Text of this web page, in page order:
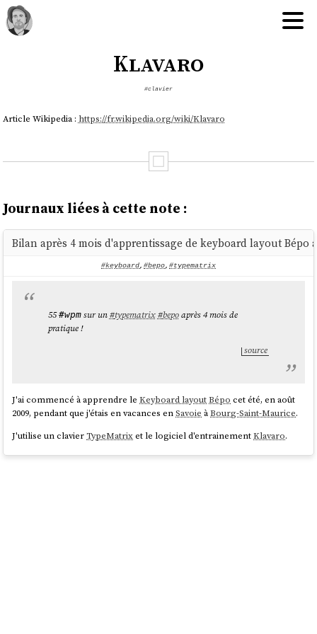
Klavaro
#clavier
Article Wikipedia : https://fr.wikipedia.org/wiki/Klavaro
Journaux liées à cette note :
Bilan après 4 mois d'apprentissage de keyboard layout Bépo
#keyboard, #bepo, #typematrix
55#wpmsur un#typematrix#bepoaprès 4 mois de
pratique !
source
J'ai commencé à apprendre leKeyboard layout Bépo cet été, en août
2009, pendant que j'étais en vacances enSavoie àBourg-Saint-Maurice.
J'utilise un clavierTypeMatrixet le logiciel d'entrainementKlavaro.